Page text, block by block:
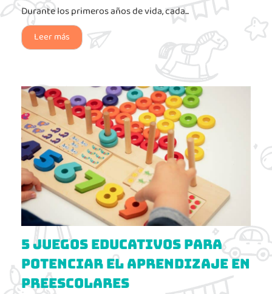
Durante los primeros años de vida, cada...
Leer más
5 Juegos Educativos para
Potenciar el Aprendizaje en
Preescolares